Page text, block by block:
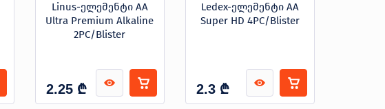
Linus-ელემენტი AA
Ultra Premium Alkaline
2PC/Blister
2.25 ₾
Ledex-ელემენტი AA
Super HD 4PC/Blister
2.3 ₾